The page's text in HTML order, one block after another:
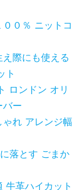
０％ ニットコ
際にも使える
ト
ロンドン オリ
バー
れ アレンジ幅
落とす ごまか
革ハイカット